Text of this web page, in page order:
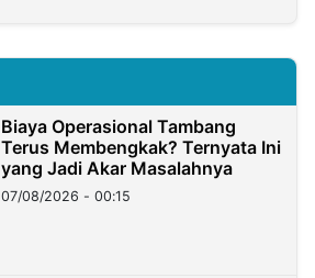
Biaya Operasional Tambang
Terus Membengkak? Ternyata Ini
yang Jadi Akar Masalahnya
07/08/2026 - 00:15